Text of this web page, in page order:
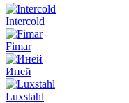
Intercold
Fimar
Иней
Luxstahl